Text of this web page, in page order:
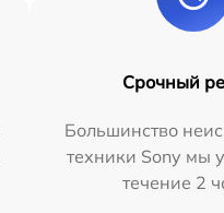
Срочный
Большинство
техники Sony мы
течение 2